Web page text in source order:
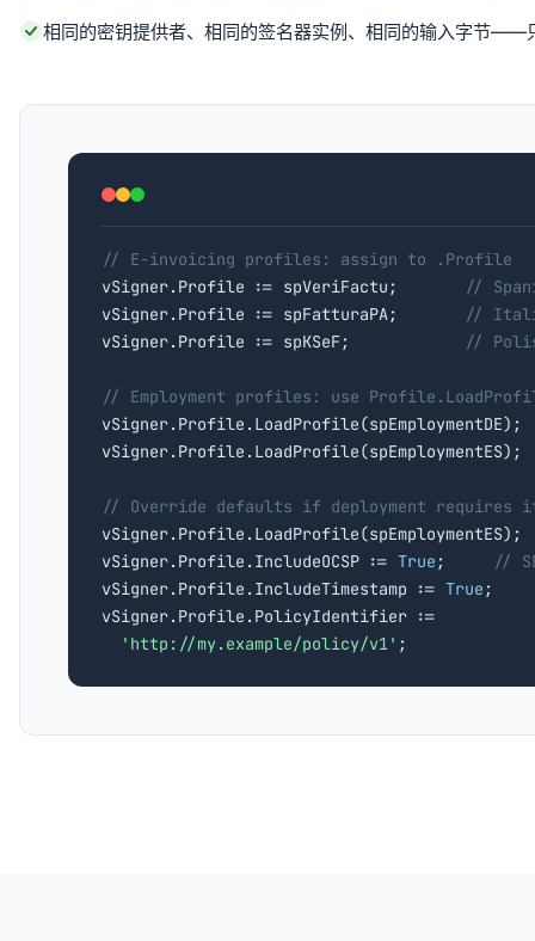
相同的密钥提供者、相同的签名器实例、相同的输入字节——
// E-invoicing profiles: assign to .Profile
vSigner.Profile := spVeriFactu;
//
vSigner.Profile := spFatturaPA;
//
vSigner.Profile := spKSeF;
//
// Employment profiles: use
// Override defaults if deployment requires
vSigner.Profile.LoadProfile(spEmploymentES);
vSigner.Profile.IncludeOCSP := True ;
//
vSigner.Profile.IncludeTimestamp := True ;
vSigner.Profile.PolicyIdentifier :=
'http://my.example/policy/v1' ;